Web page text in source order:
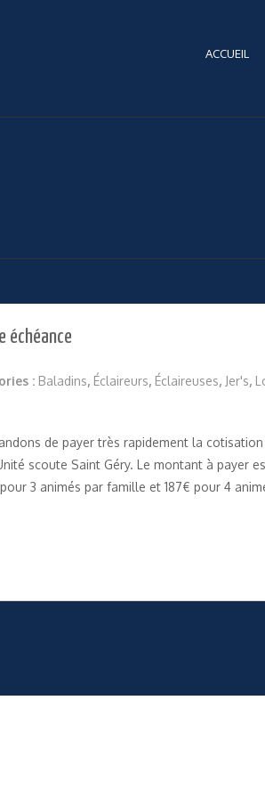
ACCUEIL
échéance
: Baladins, Éclaireurs, Éclaireuses, Jer's,
de payer très rapidement la cotisation
scoute Saint Géry. Le montant à payer
3 animés par famille et 187€ pour 4